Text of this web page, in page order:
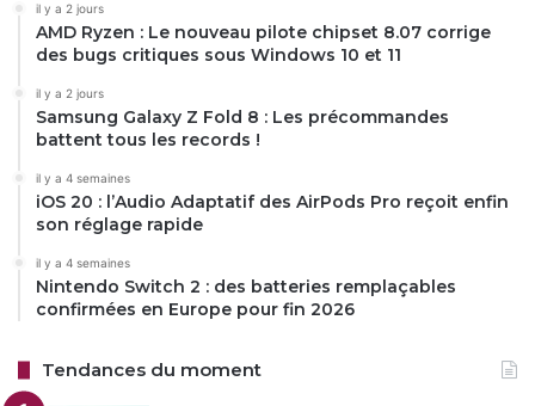
avec des tarifs grimpant à 13 999 € pour le gigantesque
115 pouces.
Avec leurs taux de rafraîchissement élevés, leurs
technologies HDR avancées et leur compatibilité gaming
comme des options solides pour les joueurs sur console
ou PC. Leur qualité d’image et leur son immersif en font
divertissement général. Bien que des tests approfondis
soient nécessaires pour confirmer leurs performances
qualité-prix pour 2025.
il y a 2 jours
AMD Ryzen : Le nouveau pilote chipset 8.07 corrige
des bugs critiques sous Windows 10 et 11
il y a 2 jours
Samsung Galaxy Z Fold 8 : Les précommandes
battent tous les records !
il y a 4 semaines
iOS 20 : l’Audio Adaptatif des AirPods Pro reçoit enfin
son réglage rapide
il y a 4 semaines
Nintendo Switch 2 : des batteries remplaçables
confirmées en Europe pour fin 2026
Tendances du moment